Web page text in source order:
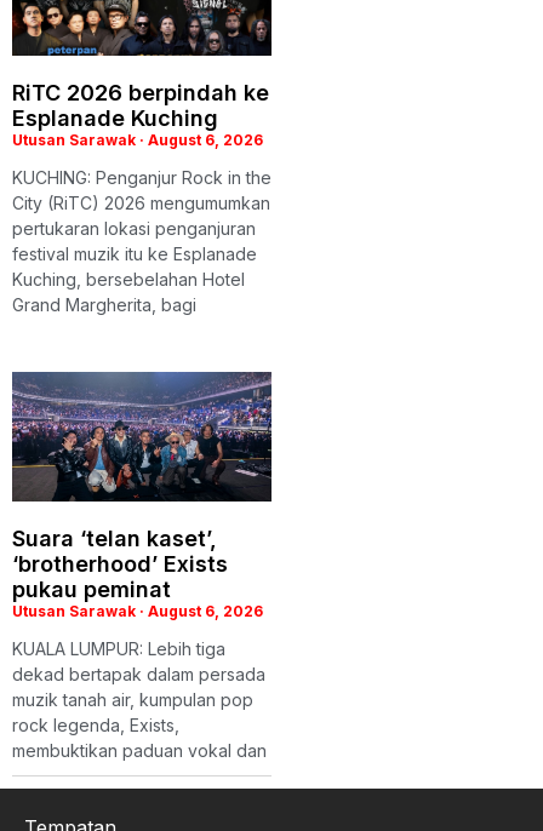
RiTC 2026 berpindah ke
Esplanade Kuching
Utusan Sarawak August 6, 2026
KUCHING: Penganjur Rock in the
City (RiTC) 2026 mengumumkan
pertukaran lokasi penganjuran
festival muzik itu ke Esplanade
Kuching, bersebelahan Hotel
Grand Margherita, bagi
Suara ‘telan kaset’,
‘brotherhood’ Exists
pukau peminat
Utusan Sarawak August 6, 2026
KUALA LUMPUR: Lebih tiga
dekad bertapak dalam persada
muzik tanah air, kumpulan pop
rock legenda, Exists,
membuktikan paduan vokal dan